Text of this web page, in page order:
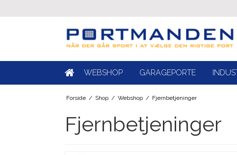
WEBSHOP GARAGEPORTE
Forside / Shop / Webshop / Fjernbetjeninger
Fjernbetjeninger